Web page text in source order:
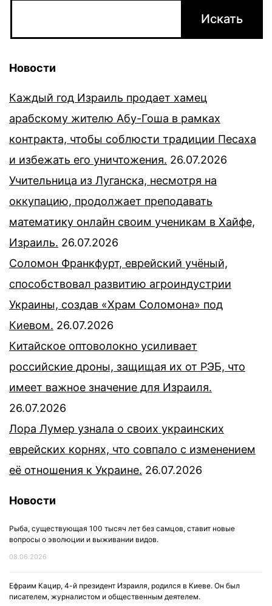
Новости
Каждый год Израиль продает хамец
арабскому жителю Абу-Гоша в рамках
контракта, чтобы соблюсти традиции Песаха
и избежать его уничтожения. 26.07.2026
Учительница из Луганска, несмотря на
оккупацию, продолжает преподавать
математику онлайн своим ученикам в Хайфе,
Израиль. 26.07.2026
Соломон Франкфурт, еврейский учёный,
способствовал развитию агроиндустрии
Украины, создав «Храм Соломона» под
Киевом. 26.07.2026
Китайское оптоволокно усиливает
российские дроны, защищая их от РЭБ, что
имеет важное значение для Израиля.
26.07.2026
Лора Лумер узнала о своих украинских
еврейских корнях, что совпало с изменением
её отношения к Украине. 26.07.2026
Новости
Рыба, существующая 100 тысяч лет без самцов, ставит новые
вопросы о эволюции и выживании видов.
08.06.2026
Ефраим Кацир, 4-й президент Израиля, родился в Киеве. Он был
писателем, журналистом и общественным деятелем.